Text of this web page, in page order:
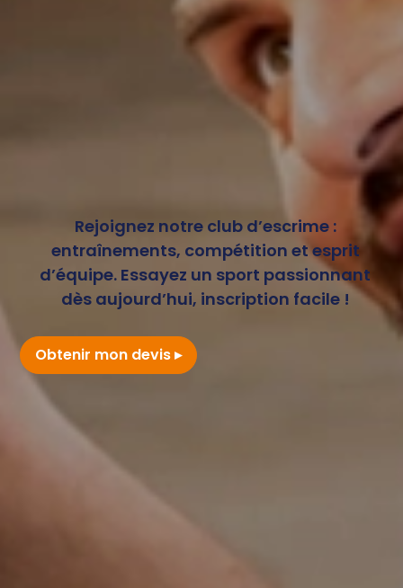
Rejoignez notre club d’escrime :
entraînements, compétition et esprit
d’équipe. Essayez un sport passionnant
dès aujourd’hui, inscription facile !
Obtenir mon devis